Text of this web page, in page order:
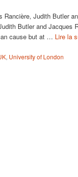
Rancière, Judith Butler
Butler and Jacques
cause but at … Lire la
, University of London